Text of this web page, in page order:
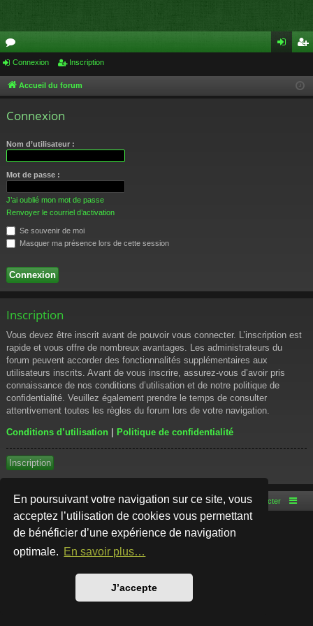
En poursuivant votre navigation sur ce site, vous
acceptez l’utilisation de cookies vous permettant
de bénéficier d’une expérience de navigation
optimale. En savoir plus…
J’accepte
or
u cri
Connexion Inscription
Accueil du forum
Connexion
Nom d’utilisateur :
Mot de passe :
J’ai oublié mon mot de passe
Renvoyer le courriel d’activation
Se souvenir de moi
Masquer ma présence lors de cette session
Inscription
Vous devez être inscrit avant de pouvoir vous connecter. L’inscription est
rapide et vous offre de nombreux avantages. Les administrateurs du
forum peuvent accorder des fonctionnalités supplémentaires aux
utilisateurs inscrits. Avant de vous inscrire, assurez-vous d’avoir pris
connaissance de nos conditions d’utilisation et de notre politique de
confidentialité. Veuillez également prendre le temps de consulter
attentivement toutes les règles du forum lors de votre navigation.
Conditions d’utilisation | Politique de confidentialité
Inscription
Accueil du forum Nous contacter
Développé parphpBB® Forum Software © phpBB Limited
Style par
Traduction française officielle